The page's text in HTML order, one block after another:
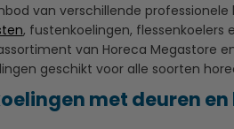
van verschillende
, fustenkoelingen, flessenkoelers
van Horeca Megastore
geschikt voor alle soorten
met deuren en